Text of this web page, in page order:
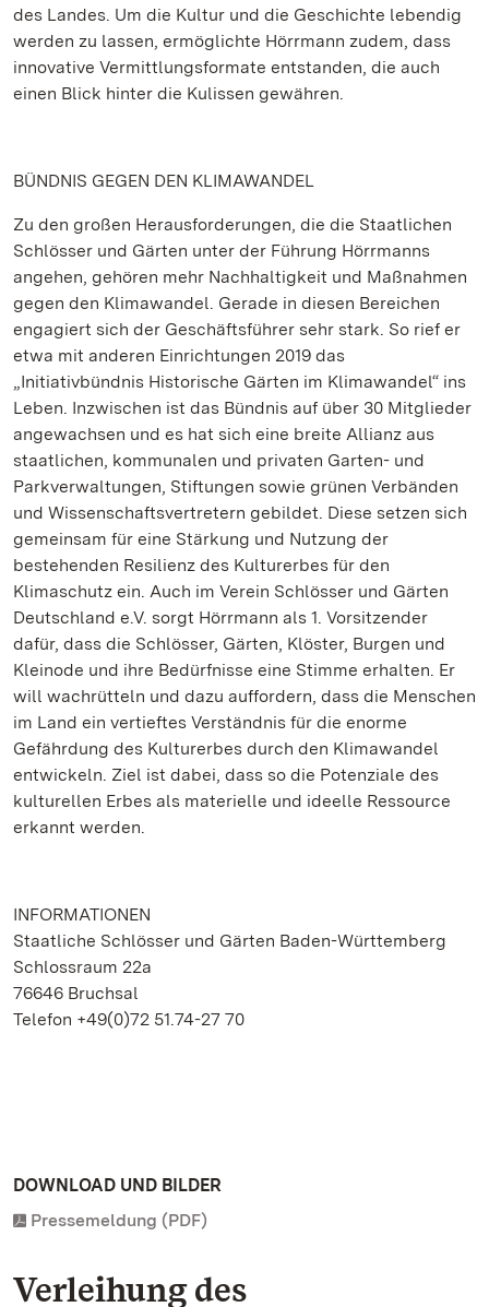
des Landes. Um die Kultur und die Geschichte lebendig
werden zu lassen, ermöglichte Hörrmann zudem, dass
innovative Vermittlungsformate entstanden, die auch
einen Blick hinter die Kulissen gewähren.
BÜNDNIS GEGEN DEN KLIMAWANDEL
Zu den großen Herausforderungen, die die Staatlichen
Schlösser und Gärten unter der Führung Hörrmanns
angehen, gehören mehr Nachhaltigkeit und Maßnahmen
gegen den Klimawandel. Gerade in diesen Bereichen
engagiert sich der Geschäftsführer sehr stark. So rief er
etwa mit anderen Einrichtungen 2019 das
„Initiativbündnis Historische Gärten im Klimawandel“ ins
Leben. Inzwischen ist das Bündnis auf über 30 Mitglieder
angewachsen und es hat sich eine breite Allianz aus
staatlichen, kommunalen und privaten Garten- und
Parkverwaltungen, Stiftungen sowie grünen Verbänden
und Wissenschaftsvertretern gebildet. Diese setzen sich
gemeinsam für eine Stärkung und Nutzung der
bestehenden Resilienz des Kulturerbes für den
Klimaschutz ein. Auch im Verein Schlösser und Gärten
Deutschland e.V. sorgt Hörrmann als 1. Vorsitzender
dafür, dass die Schlösser, Gärten, Klöster, Burgen und
Kleinode und ihre Bedürfnisse eine Stimme erhalten. Er
will wachrütteln und dazu auffordern, dass die Menschen
im Land ein vertieftes Verständnis für die enorme
Gefährdung des Kulturerbes durch den Klimawandel
entwickeln. Ziel ist dabei, dass so die Potenziale des
kulturellen Erbes als materielle und ideelle Ressource
erkannt werden.
INFORMATIONEN
Staatliche Schlösser und Gärten Baden-Württemberg
Schlossraum 22a
76646 Bruchsal
Telefon +49(0)72 51.74-27 70
DOWNLOAD UND BILDER
Pressemeldung (PDF)
Verleihung des